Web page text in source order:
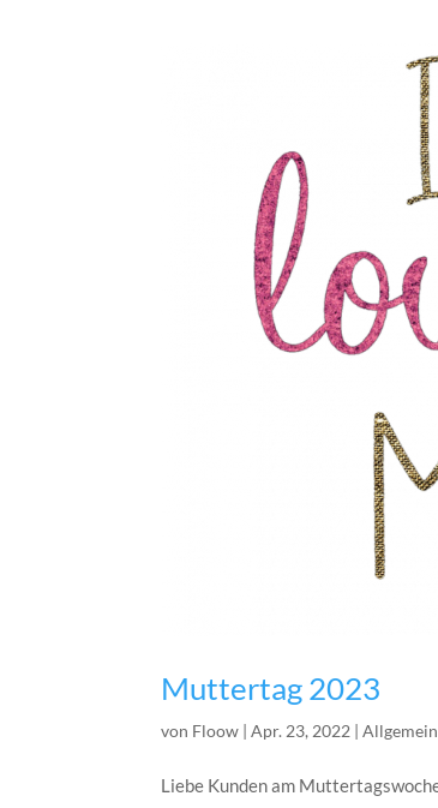
Muttertag 2023
von Floow |Apr. 23, 2022 |Allgemein
Liebe Kunden am